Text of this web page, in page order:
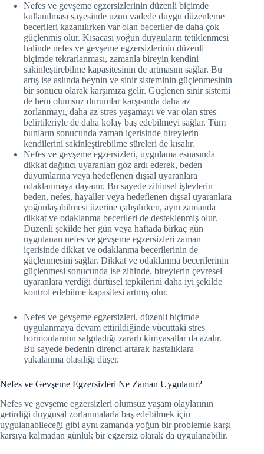
Nefes ve gevşeme egzersizlerinin düzenli biçimde
kullanılması sayesinde uzun vadede duygu düzenleme
becerileri kazanılırken var olan beceriler de daha çok
güçlenmiş olur. Kısacası yoğun duyguların tetiklenmesi
halinde nefes ve gevşeme egzersizlerinin düzenli
biçimde tekrarlanması, zamanla bireyin kendini
sakinleştirebilme kapasitesinin de artmasını sağlar. Bu
artış ise aslında beynin ve sinir sisteminin güçlenmesinin
bir sonucu olarak karşımıza gelir. Güçlenen sinir sistemi
de hem olumsuz durumlar karşısında daha az
zorlanmayı, daha az stres yaşamayı ve var olan stres
belirtileriyle de daha kolay baş edebilmeyi sağlar. Tüm
bunların sonucunda zaman içerisinde bireylerin
kendilerini sakinleştirebilme süreleri de kısalır.
Nefes ve gevşeme egzersizleri, uygulama esnasında
dikkat dağıtıcı uyaranları göz ardı ederek, beden
duyumlarına veya hedeflenen dışsal uyaranlara
odaklanmaya dayanır. Bu sayede zihinsel işlevlerin
beden, nefes, hayaller veya hedeflenen dışsal uyaranlara
yoğunlaşabilmesi üzerine çalışılırken, aynı zamanda
dikkat ve odaklanma becerileri de desteklenmiş olur.
Düzenli şekilde her gün veya haftada birkaç gün
uygulanan nefes ve gevşeme egzersizleri zaman
içerisinde dikkat ve odaklanma becerilerinin de
güçlenmesini sağlar. Dikkat ve odaklanma becerilerinin
güçlenmesi sonucunda ise zihinde, bireylerin çevresel
uyaranlara verdiği dürtüsel tepkilerini daha iyi şekilde
kontrol edebilme kapasitesi artmış olur.
Nefes ve gevşeme egzersizleri, düzenli biçimde
uygulanmaya devam ettirildiğinde vücuttaki stres
hormonlarının salgıladığı zararlı kimyasallar da azalır.
Bu sayede bedenin direnci artarak hastalıklara
yakalanma olasılığı düşer.
Nefes ve Gevşeme Egzersizleri Ne Zaman Uygulanır?
Nefes ve gevşeme egzersizleri olumsuz yaşam olaylarının
getirdiği duygusal zorlanmalarla baş edebilmek için
uygulanabileceği gibi aynı zamanda yoğun bir problemle karşı
karşıya kalmadan günlük bir egzersiz olarak da uygulanabilir.